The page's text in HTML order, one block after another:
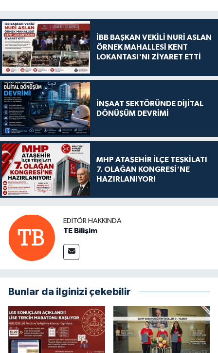
İBB BAŞKAN VEKİLİ NURİ ASLAN
ÖRNEK MAHALLESİ KENT
LOKANTASI'NI ZİYARET ETTİ
İNŞAAT SEKTÖRÜNDE DİJİTAL
DÖNÜŞÜM DEVRİMİ
MHP ATAŞEHİR İLÇE TEŞKİLATI
7. OLAĞAN KONGRESİ'NE
HAZIRLANIYOR!
EDITÖR HAKKINDA
TE Bilişim
Bunlar da ilginizi çekebilir